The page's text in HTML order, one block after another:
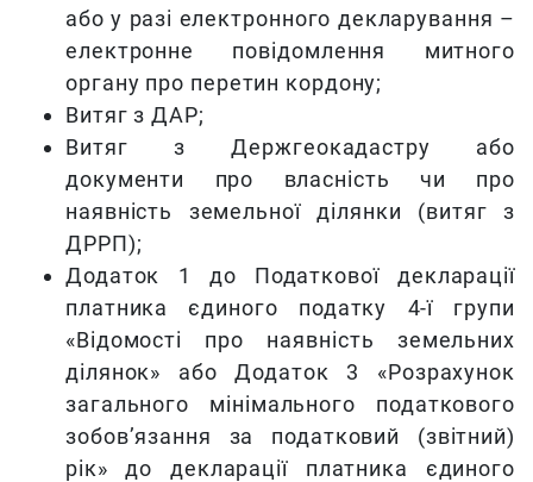
або у разі електронного декларування –
електронне повідомлення митного
органу про перетин кордону;
Витяг з ДАР;
Витяг з Держгеокадастру або
документи про власність чи про
наявність земельної ділянки (витяг з
ДРРП);
Додаток 1 до Податкової декларації
платника єдиного податку 4-ї групи
«Відомості про наявність земельних
ділянок» або Додаток 3 «Розрахунок
загального мінімального податкового
зобов’язання за податковий (звітний)
рік» до декларації платника єдиного